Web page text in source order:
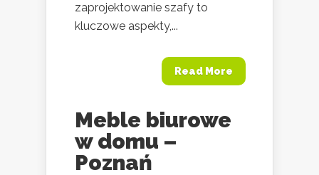
zaprojektowanie szafy to
kluczowe aspekty,...
Read More
Meble biurowe
w domu –
Poznań